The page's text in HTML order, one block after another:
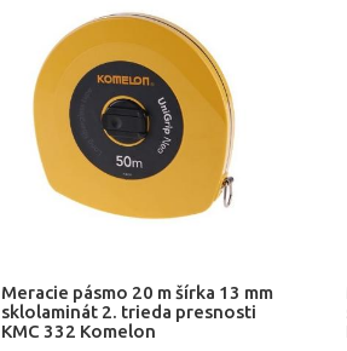
Meracie pásmo 20 m šírka 13 mm
sklolaminát 2. trieda presnosti
KMC 332 Komelon